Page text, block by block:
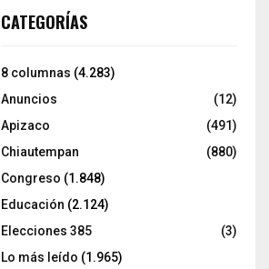
CATEGORÍAS
8 columnas (4.283)
Anuncios
(12)
Apizaco
(491)
Chiautempan
(880)
Congreso (1.848)
Educación (2.124)
Elecciones 385
(3)
Lo más leído (1.965)